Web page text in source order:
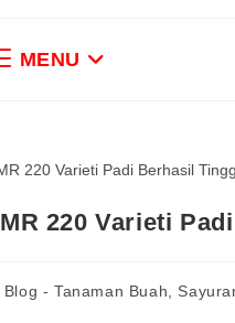
MENU
MR 220 Varieti
Blog - Tanaman Buah,